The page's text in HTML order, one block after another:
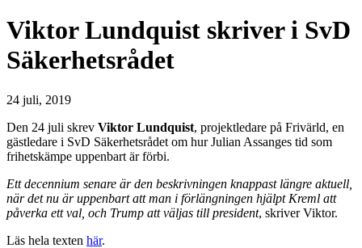
Viktor Lundquist skriver i SvD
Säkerhetsrådet
24 juli, 2019
Den 24 juli skrev Viktor Lundquist, projektledare på Frivärld, en
gästledare i SvD Säkerhetsrådet om hur Julian Assanges tid som
frihetskämpe uppenbart är förbi.
Ett decennium senare är den beskrivningen knappast längre aktuell,
när det nu är uppenbart att man i förlängningen hjälpt Kreml att
påverka ett val, och Trump att väljas till president, skriver Viktor.
Läs hela texten här.